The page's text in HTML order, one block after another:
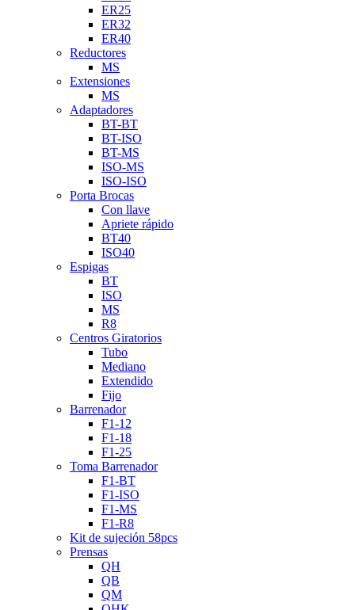
ER25
ER32
ER40
Reductores
MS
Extensiones
MS
Adaptadores
BT-BT
BT-ISO
BT-MS
ISO-MS
ISO-ISO
Porta Brocas
Con llave
Apriete rápido
BT40
ISO40
Espigas
BT
ISO
MS
R8
Centros Giratorios
Tubo
Mediano
Extendido
Fijo
Barrenador
F1-12
F1-18
F1-25
Toma Barrenador
F1-BT
F1-ISO
F1-MS
F1-R8
Kit de sujeción 58pcs
Prensas
QH
QB
QM